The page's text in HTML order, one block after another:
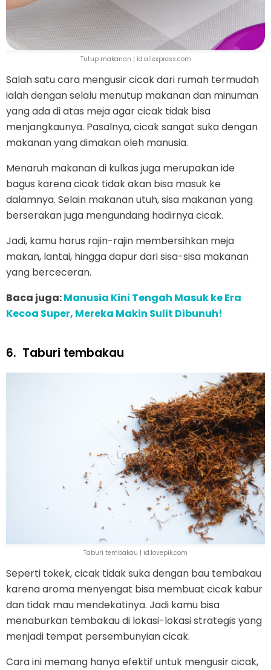
Tutup makanan | id.aliexpress.com
Salah satu cara mengusir cicak dari rumah termudah
ialah dengan selalu menutup makanan dan minuman
yang ada di atas meja agar cicak tidak bisa
menjangkaunya. Pasalnya, cicak sangat suka dengan
makanan yang dimakan oleh manusia.
Menaruh makanan di kulkas juga merupakan ide
bagus karena cicak tidak akan bisa masuk ke
dalamnya. Selain makanan utuh, sisa makanan yang
berserakan juga mengundang hadirnya cicak.
Jadi, kamu harus rajin-rajin membersihkan meja
makan, lantai, hingga dapur dari sisa-sisa makanan
yang berceceran.
Baca juga:Manusia Kini Tengah Masuk ke Era
Kecoa Super, Mereka Makin Sulit Dibunuh!
6. Taburi tembakau
Taburi tembakau | id.lovepik.com
Seperti tokek, cicak tidak suka dengan bau tembakau
karena aroma menyengat bisa membuat cicak kabur
dan tidak mau mendekatinya. Jadi kamu bisa
menaburkan tembakau di lokasi-lokasi strategis yang
menjadi tempat persembunyian cicak.
Cara ini memang hanya efektif untuk mengusir cicak,